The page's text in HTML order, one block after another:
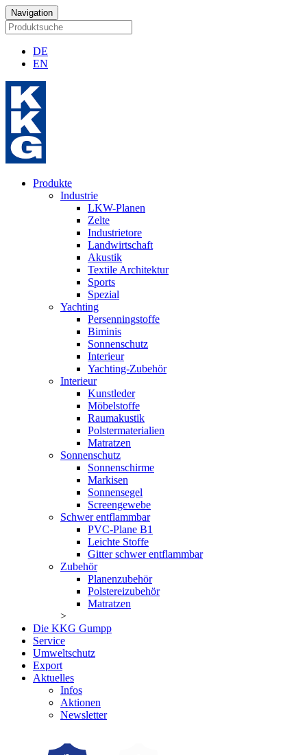
Navigation
DE
EN
Produkte
Industrie
LKW-Planen
Zelte
Industrietore
Landwirtschaft
Akustik
Textile Architektur
Sports
Spezial
Yachting
Persenningstoffe
Biminis
Sonnenschutz
Interieur
Yachting-Zubehör
Interieur
Kunstleder
Möbelstoffe
Raumakustik
Polstermaterialien
Matratzen
Sonnenschutz
Sonnenschirme
Markisen
Sonnensegel
Screengewebe
Schwer entflammbar
PVC-Plane B1
Leichte Stoffe
Gitter schwer entflammbar
Zubehör
Planenzubehör
Polstereizubehör
Matratzen
>
Die KKG Gumpp
Service
Umweltschutz
Export
Aktuelles
Infos
Aktionen
Newsletter